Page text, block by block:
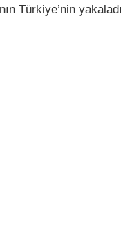
Türkiye’nin